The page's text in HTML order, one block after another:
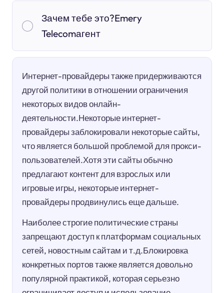
Зачем тебе это?Emery
Telecomагент
Интернет-провайдеры также придерживаются
другой политики в отношении ограничения
некоторых видов онлайн-
деятельности.Некоторые интернет-
провайдеры заблокировали некоторые сайты,
что является большой проблемой для прокси-
пользователей.Хотя эти сайты обычно
предлагают контент для взрослых или
игровые игры, некоторые интернет-
провайдеры продвинулись еще дальше.
Наиболее строгие политические страны
запрещают доступ к платформам социальных
сетей, новостным сайтам и т.д.Блокировка
конкретных портов также является довольно
популярной практикой, которая серьезно